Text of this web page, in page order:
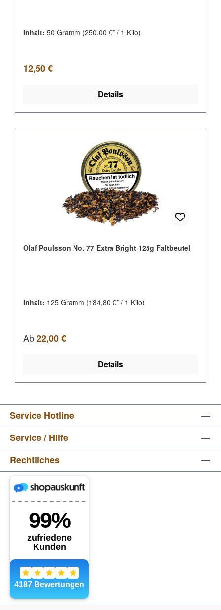
Inhalt: 50 Gramm (250,00 €* / 1 Kilo)
Regulärer Preis:
12,50 €
Details
Olaf Poulsson No. 77 Extra Bright 125g Faltbeutel
Inhalt: 125 Gramm (184,80 €* / 1 Kilo)
Regulärer Preis:
Ab22,00 €
Details
Service Hotline
Service / Hilfe
Rechtliches